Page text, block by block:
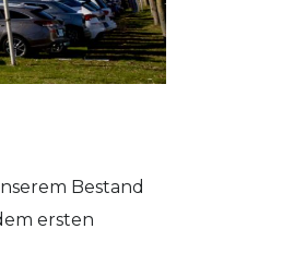
Bestand
ersten